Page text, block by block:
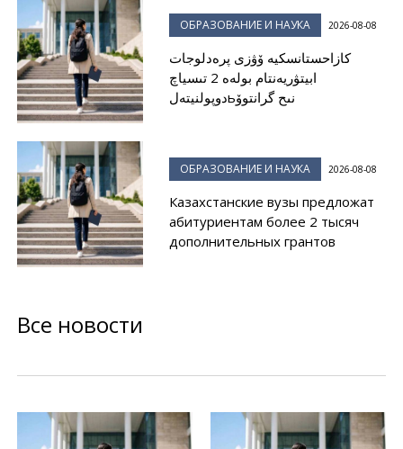
ОБРАЗОВАНИЕ И НАУКА 2026-08-08
كازاحستانسكيە ۆۋزى پرەدلوجات
ابيتۋريەنتام بولەە 2 تىسياچ
دوپولنيتەلьنىح گرانتوۆ
ОБРАЗОВАНИЕ И НАУКА 2026-08-08
Казахстанские вузы предложат
абитуриентам более 2 тысяч
дополнительных грантов
Все новости